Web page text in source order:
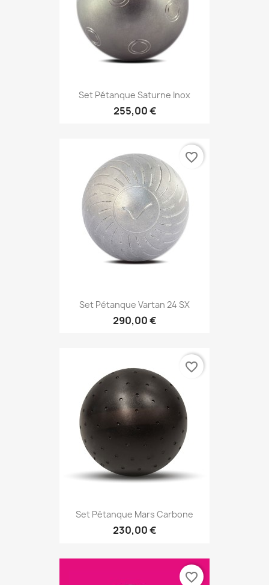
Set Pétanque Saturne Inox
255,00 €
Set Pétanque Vartan 24 SX
290,00 €
favorite_border
Set Pétanque Mars Carbone
230,00 €
favorite_border
favorite_border